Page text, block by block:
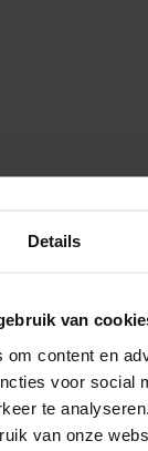
Details
van
om content en
voor social
te
van onze